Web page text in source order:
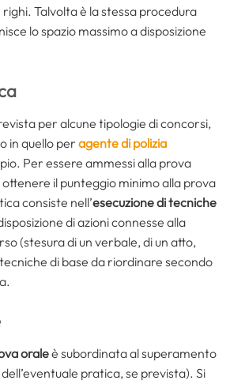
Talvolta è la stessa procedura
lo spazio massimo a disposizione
per alcune tipologie di concorsi,
o in quello per agente di polizia
Per essere ammessi alla prova
il punteggio minimo alla prova
consiste nell’esecuzione di tecniche
di azioni connesse alla
(stesura di un verbale, di un atto,
di base da riordinare secondo
oraleè subordinata al superamento
pratica, se prevista). Si